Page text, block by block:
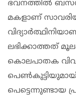
ഭവനത്തില്‍
മകളാണ്
ലഭിക്കാത്തത്
കൊലപാതക